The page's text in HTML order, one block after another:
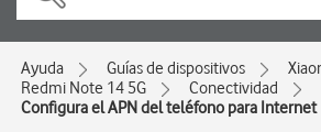
Ayuda Guías de dispositivos
Redmi Note 14 5G
Conectividad
Configura el APN del teléfono para Internet